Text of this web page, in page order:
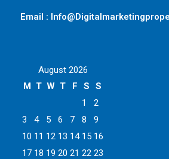
Email :
August 2026
M T W T F S
S
1
2
3
4 5 6 7 8
9
10 11 12 13 14 15 16
17 18 19 20 21 22 23